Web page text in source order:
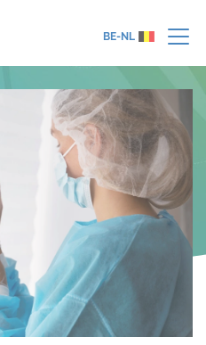
BE-NL